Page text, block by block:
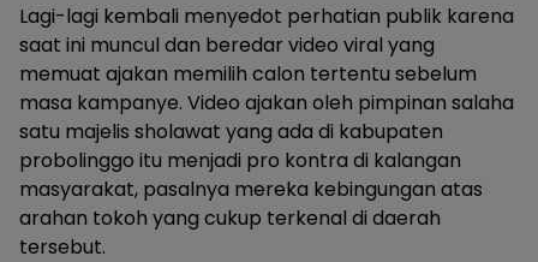
Lagi-lagi kembali menyedot perhatian publik karena
saat ini muncul dan beredar video viral yang
memuat ajakan memilih calon tertentu sebelum
masa kampanye. Video ajakan oleh pimpinan salaha
satu majelis sholawat yang ada di kabupaten
probolinggo itu menjadi pro kontra di kalangan
masyarakat, pasalnya mereka kebingungan atas
arahan tokoh yang cukup terkenal di daerah
tersebut.